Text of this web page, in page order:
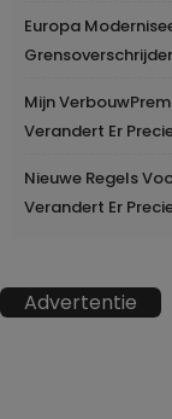
Europa
Mijn
Verandert Er
Nieuwe Regels
Verandert Er
Advertentie